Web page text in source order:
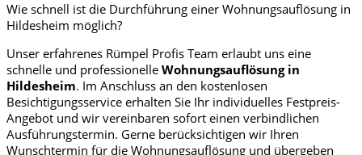
Wie schnell ist die Durchführung einer Wohnungsauflösung in
Hildesheim möglich?
Unser erfahrenes Rümpel Profis Team erlaubt uns eine
schnelle und professionelle Wohnungsauflösung in
Hildesheim. Im Anschluss an den kostenlosen
Besichtigungsservice erhalten Sie Ihr individuelles Festpreis-
Angebot und wir vereinbaren sofort einen verbindlichen
Ausführungstermin. Gerne berücksichtigen wir Ihren
Wunschtermin für die Wohnungsauflösung und übergeben